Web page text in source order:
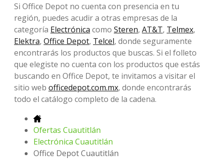
Si Office Depot no cuenta con presencia en tu
región, puedes acudir a otras empresas de la
categoría Electrónica como Steren, AT&T, Telmex,
Elektra, Office Depot, Telcel, donde seguramente
encontrarás los productos que buscas. Si el folleto
que elegiste no cuenta con los productos que estás
buscando en Office Depot, te invitamos a visitar el
sitio web officedepot.com.mx, donde encontrarás
todo el catálogo completo de la cadena.
Ofertas Cuautitlán
Electrónica Cuautitlán
Office Depot Cuautitlán